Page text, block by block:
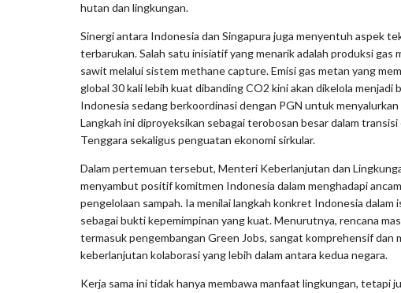
hutan dan lingkungan.
Sinergi antara Indonesia dan Singapura juga menyentuh aspek
terbarukan. Salah satu inisiatif yang menarik adalah produksi gas
sawit melalui sistem methane capture. Emisi gas metan yang
global 30 kali lebih kuat dibanding CO2 kini akan dikelola menjadi
Indonesia sedang berkoordinasi dengan PGN untuk
Langkah ini diproyeksikan sebagai terobosan besar dalam
Tenggara sekaligus penguatan ekonomi sirkular.
Dalam pertemuan tersebut, Menteri Keberlanjutan dan
menyambut positif komitmen Indonesia dalam menghadapi
pengelolaan sampah. Ia menilai langkah konkret Indonesia dalam
sebagai bukti kepemimpinan yang kuat. Menurutnya, rencana
termasuk pengembangan Green Jobs, sangat komprehensif dan
keberlanjutan kolaborasi yang lebih dalam antara kedua negara.
Kerja sama ini tidak hanya membawa manfaat lingkungan, tetapi